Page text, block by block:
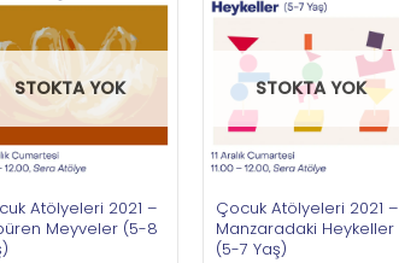
STOKTA YOK
Atölyeleri 2021 –
Meyveler (5-8
STOKTA YOK
Çocuk Atölyeleri 2021 –
Manzaradaki Heykeller
(5-7 Yaş)